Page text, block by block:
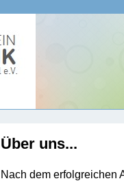
Über uns...
Nach dem erfolgreichen